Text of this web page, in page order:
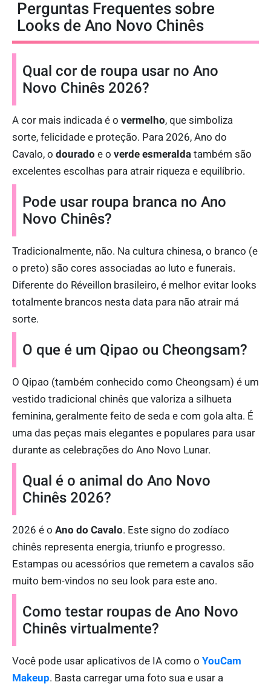
Perguntas Frequentes sobre
Looks de Ano Novo Chinês
Qual cor de roupa usar no Ano
Novo Chinês 2026?
A cor mais indicada é o vermelho, que simboliza
sorte, felicidade e proteção. Para 2026, Ano do
Cavalo, o dourado e o verde esmeralda também são
excelentes escolhas para atrair riqueza e equilíbrio.
Pode usar roupa branca no Ano
Novo Chinês?
Tradicionalmente, não. Na cultura chinesa, o branco (e
o preto) são cores associadas ao luto e funerais.
Diferente do Réveillon brasileiro, é melhor evitar looks
totalmente brancos nesta data para não atrair má
sorte.
O que é um Qipao ou Cheongsam?
O Qipao (também conhecido como Cheongsam) é um
vestido tradicional chinês que valoriza a silhueta
feminina, geralmente feito de seda e com gola alta. É
uma das peças mais elegantes e populares para usar
durante as celebrações do Ano Novo Lunar.
Qual é o animal do Ano Novo
Chinês 2026?
2026 é o Ano do Cavalo. Este signo do zodíaco
chinês representa energia, triunfo e progresso.
Estampas ou acessórios que remetem a cavalos são
muito bem-vindos no seu look para este ano.
Como testar roupas de Ano Novo
Chinês virtualmente?
Você pode usar aplicativos de IA como o YouCam
Makeup. Basta carregar uma foto sua e usar a